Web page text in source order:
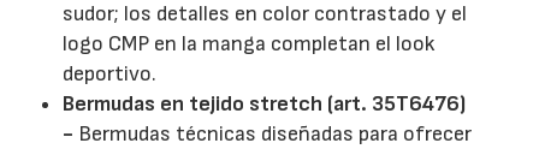
sudor; los detalles en color contrastado y el
logo CMP en la manga completan el look
deportivo.
Bermudas en tejido stretch (art. 35T6476)
- Bermudas técnicas diseñadas para ofrecer